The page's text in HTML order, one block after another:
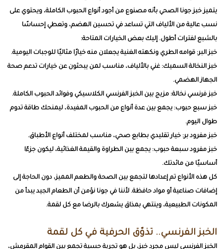
يتميز خبز جونا الصحي بأنه مصنوع من أجود أنواع الحبوب الكاملة، ويحتوي على
نسب عالية من الألياف التي تساعد في تحسين الهضم، وتعطي إحساسًا
بالشبع لفترات أطول. إليك بعض الخيارات المتاحة:
خبز البر: قوامه الطري ونكهته الغنية يجعلان منه خيارًا مثاليًا للوجبات اليومية.
خبز النخالة السميك: غني بالألياف، مناسب لمن يبحثون عن خيارات تدعم صحة
الجهاز الهضمي.
خبز فرنسي نخالة: مزيج بين الخبز الفرنسي الكلاسيكي وفوائد الحبوب الكاملة.
خبز سبع حبوب: يجمع بين عدة أنواع من الحبوب المفيدة، ليمنحك طاقة تدوم
طوال اليوم.
خبز مفرود بر: خيار تقليدي بطابع صحي، مناسب لمختلف أنواع الأطباق.
خبز مفرود سبعة حبوب: يجمع بين الطراوة والقيمة الغذائية، ليكون جزءًا
أساسيًا من مائدتك.
كل هذه الأنواع تم إعدادها لتجمع بين الصحة والطعم المميز، دون الحاجة إلى
إضافات صناعية أو مواد حافظة. لأننا في جونا نؤمن أن الطعام الجيد يبدأ من
المكونات الطبيعية، وينتهي بمذاق يشعرك بالرضا مع كل لقمة.
الخبز الفرنسي.. تذوّق الحرفية في كل لقمة
الخبز الفرنسي ليس مجرد خبز، بل هو تجربة حسية تجمع بين القوام المقرمش،